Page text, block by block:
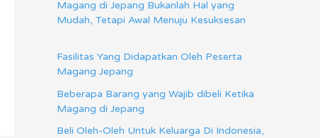
Magang di Jepang Bukanlah Hal yang
Mudah, Tetapi Awal Menuju Kesuksesan
Fasilitas Yang Didapatkan Oleh Peserta
Magang Jepang
Beberapa Barang yang Wajib dibeli Ketika
Magang di Jepang
Beli Oleh-Oleh Untuk Keluarga Di Indonesia,